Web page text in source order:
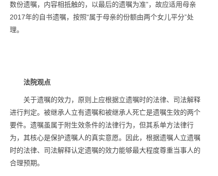
数份遗嘱，内容相抵触的，以最后的遗嘱为准”，故应适用母亲
2017年的自书遗嘱，按照“属于母亲的份额由两个女儿平分”处
理。
法院观点
关于遗嘱的效力，原则上应根据立遗嘱时的法律、司法解释
进行判定。被继承人立有遗嘱和被继承人死亡是遗嘱生效的两个
要件。遗嘱虽属于附生效条件的法律行为，但其系单方法律行
为，其核心是保护遗嘱人的真实意愿。因此，根据遗嘱人立遗嘱
时的法律、司法解释认定遗嘱的效力能够最大程度尊重当事人的
合理预期。